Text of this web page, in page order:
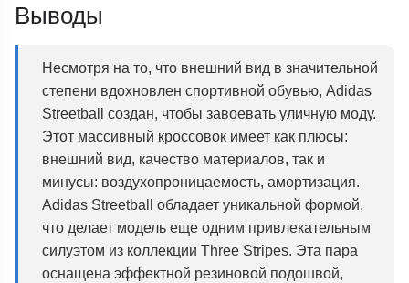
Выводы
Несмотря на то, что внешний вид в значительной
степени вдохновлен спортивной обувью, Adidas
Streetball создан, чтобы завоевать уличную моду.
Этот массивный кроссовок имеет как плюсы:
внешний вид, качество материалов, так и
минусы: воздухопроницаемость, амортизация.
Adidas Streetball обладает уникальной формой,
что делает модель еще одним привлекательным
силуэтом из коллекции Three Stripes. Эта пара
оснащена эффектной резиновой подошвой,